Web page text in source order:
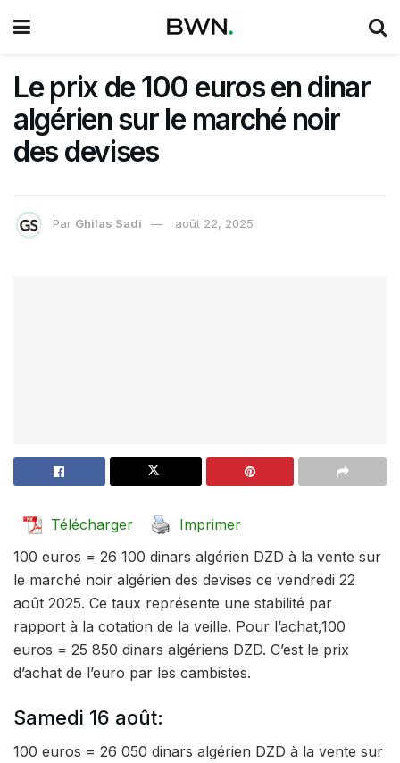
Le prix de 100 euros en dinar
algérien sur le marché noir
des devises
Par Ghilas Sadi août 22, 2025
Télécharger
Imprimer
100 euros = 26 100 dinars algérien DZD à la vente sur
le marché noir algérien des devises ce vendredi 22
août 2025. Ce taux représente une stabilité par
rapport à la cotation de la veille. Pour l’achat,100
euros = 25 850 dinars algériens DZD. C’est le prix
d’achat de l’euro par les cambistes.
Samedi 16 août:
100 euros = 26 050 dinars algérien DZD à la vente sur